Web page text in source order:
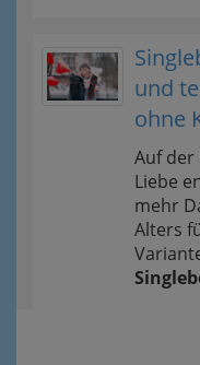
und
ohne
Auf der
Liebe
mehr
Alters